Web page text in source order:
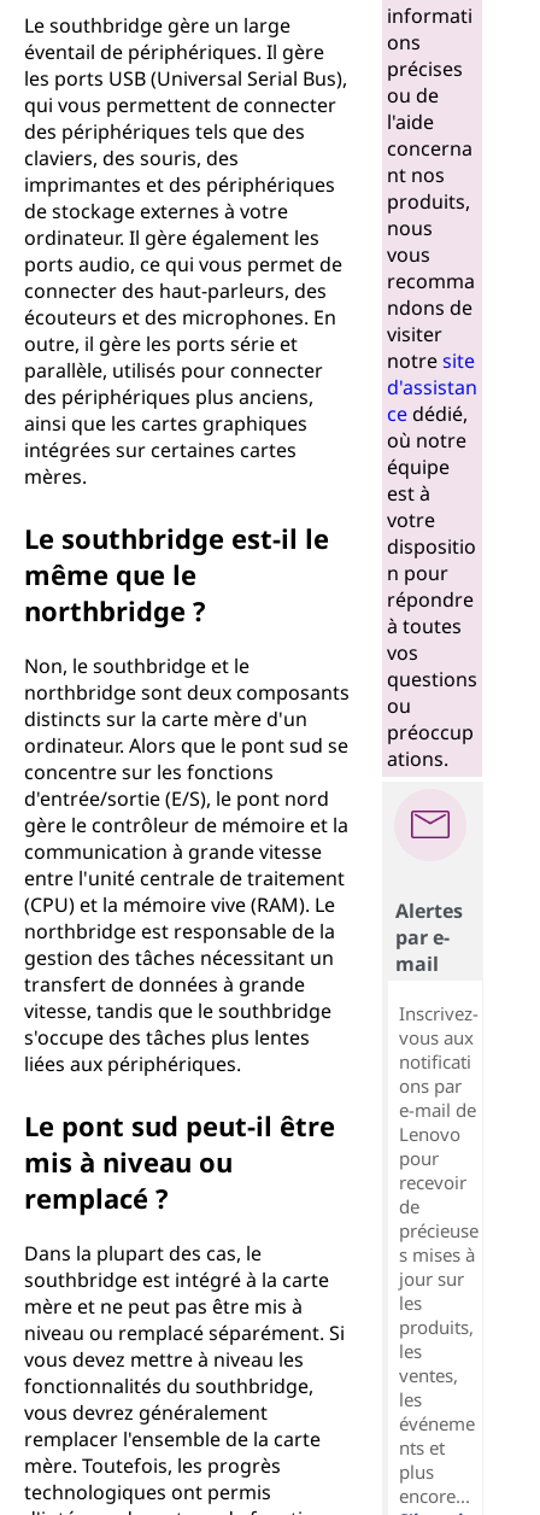
Le southbridge gère un large
éventail de périphériques. Il gère
les ports USB (Universal Serial Bus),
qui vous permettent de connecter
des périphériques tels que des
claviers, des souris, des
imprimantes et des périphériques
de stockage externes à votre
ordinateur. Il gère également les
ports audio, ce qui vous permet de
connecter des haut-parleurs, des
écouteurs et des microphones. En
outre, il gère les ports série et
parallèle, utilisés pour connecter
des périphériques plus anciens,
ainsi que les cartes graphiques
intégrées sur certaines cartes
mères.
Le southbridge est-il le
même que le
northbridge ?
Non, le southbridge et le
northbridge sont deux composants
distincts sur la carte mère d'un
ordinateur. Alors que le pont sud se
concentre sur les fonctions
d'entrée/sortie (E/S), le pont nord
gère le contrôleur de mémoire et la
communication à grande vitesse
entre l'unité centrale de traitement
(CPU) et la mémoire vive (RAM). Le
northbridge est responsable de la
gestion des tâches nécessitant un
transfert de données à grande
vitesse, tandis que le southbridge
s'occupe des tâches plus lentes
liées aux périphériques.
Le pont sud peut-il être
mis à niveau ou
remplacé ?
Dans la plupart des cas, le
southbridge est intégré à la carte
mère et ne peut pas être mis à
niveau ou remplacé séparément. Si
vous devez mettre à niveau les
fonctionnalités du southbridge,
vous devrez généralement
remplacer l'ensemble de la carte
mère. Toutefois, les progrès
technologiques ont permis
informati
ons
précises
ou de
l'aide
concerna
nt nos
produits,
nous
vous
recomma
ndons de
visiter
notresite
d'assistan
cedédié,
où notre
équipe
est à
votre
dispositio
n pour
répondre
à toutes
vos
questions
ou
préoccup
ations.
Alertes
par e-
mail
Inscrivez-
vous aux
notificati
ons par
e-mail de
Lenovo
pour
recevoir
de
précieuse
s mises à
jour sur
les
produits,
les
ventes,
les
événeme
nts et
plus
encore...